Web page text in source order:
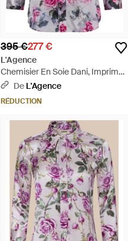
395 €277 €
L'Agence
Chemisier En Soie Dani, Imprimé
À Roses Roses - Multicolore
De L'Agence
RÉDUCTION